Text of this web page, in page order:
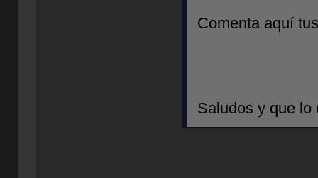
Comenta aquí
Saludos y que lo